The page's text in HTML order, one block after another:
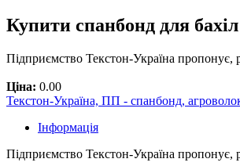
Купити спанбонд для бахіл
Підприємство Текстон-Україна пропонує,
Ціна: 0.00
Текстон-Україна, ПП - спанбонд,
Інформація
Підприємство Текстон-Україна пропонує,